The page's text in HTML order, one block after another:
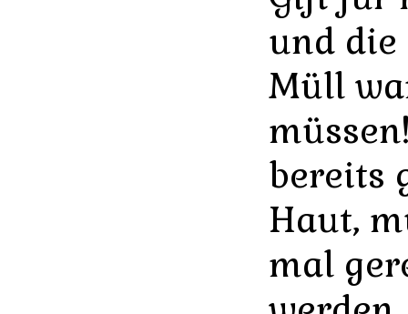
und
Müll
bereits
Haut,
mal